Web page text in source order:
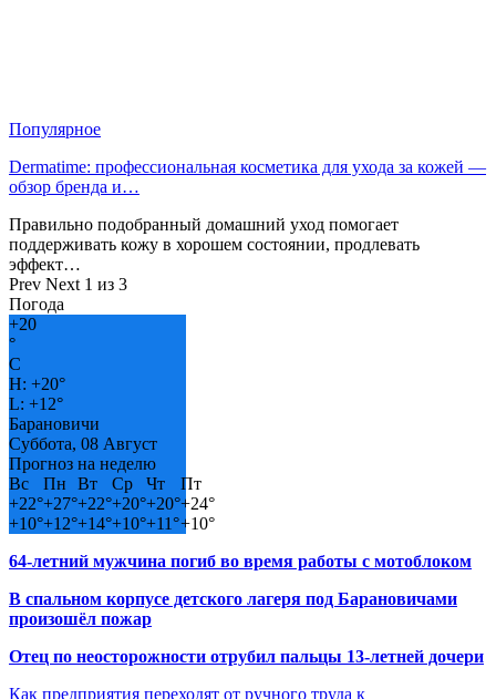
Популярное
Dermatime: профессиональная косметика для ухода за кожей —
обзор бренда и…
Правильно подобранный домашний уход помогает
поддерживать кожу в хорошем состоянии, продлевать
эффект…
Prev Next 1 из 3
Погода
+20
°
C
H: +20°
L: +12°
Барановичи
Суббота, 08 Август
Прогноз на неделю
Вс
Пн Вт Ср Чт
Пт
+22°+27°+22°+20°+20°+24°
+10°+12°+14°+10°+11°+10°
64-летний мужчина погиб во время работы с мотоблоком
В спальном корпусе детского лагеря под Барановичами
произошёл пожар
Отец по неосторожности отрубил пальцы 13-летней дочери
Как предприятия переходят от ручного труда к